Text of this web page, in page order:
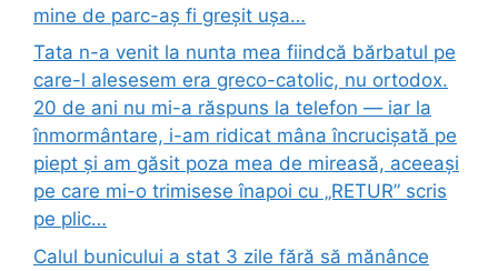
mine de parc-aș fi greșit ușa…
Tata n-a venit la nunta mea fiindcă bărbatul pe
care-l alesesem era greco-catolic, nu ortodox.
20 de ani nu mi-a răspuns la telefon — iar la
înmormântare, i-am ridicat mâna încrucișată pe
piept și am găsit poza mea de mireasă, aceeași
pe care mi-o trimisese înapoi cu „RETUR” scris
pe plic…
Calul bunicului a stat 3 zile fără să mănânce